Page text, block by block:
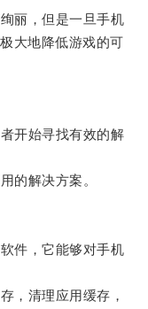
丽，但是一旦手机
大地降低游戏的可
开始寻找有效的解
解决方案。
件，它能够对手机
清理应用缓存，